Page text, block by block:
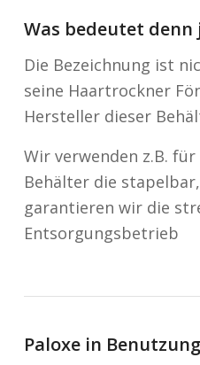
Was bedeutet denn
Die Bezeichnung ist
seine Haartrockner
Hersteller dieser
Wir verwenden z.B. für
Behälter die
garantieren wir die
Entsorgungsbetrieb
Paloxe in Benutzung